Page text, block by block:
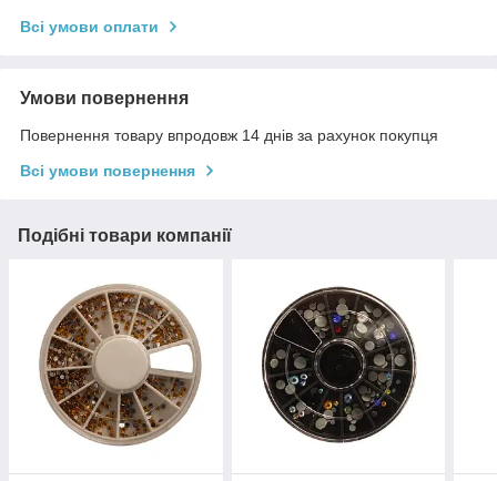
Всі умови оплати
Умови повернення
Повернення товару впродовж 14 днів за рахунок покупця
Всі умови повернення
Подібні товари компанії